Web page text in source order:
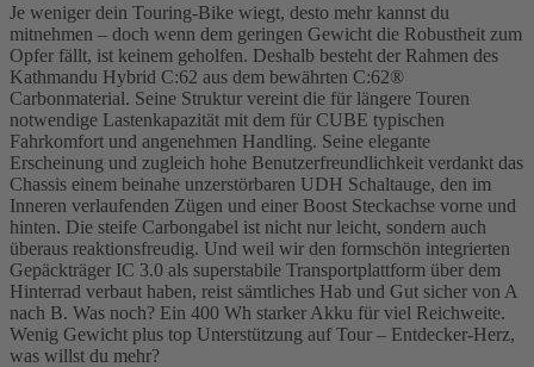
Je weniger dein Touring-Bike wiegt, desto mehr kannst du
mitnehmen – doch wenn dem geringen Gewicht die Robustheit zum
Opfer fällt, ist keinem geholfen. Deshalb besteht der Rahmen des
Kathmandu Hybrid C:62 aus dem bewährten C:62®
Carbonmaterial. Seine Struktur vereint die für längere Touren
notwendige Lastenkapazität mit dem für CUBE typischen
Fahrkomfort und angenehmen Handling. Seine elegante
Erscheinung und zugleich hohe Benutzerfreundlichkeit verdankt das
Chassis einem beinahe unzerstörbaren UDH Schaltauge, den im
Inneren verlaufenden Zügen und einer Boost Steckachse vorne und
hinten. Die steife Carbongabel ist nicht nur leicht, sondern auch
überaus reaktionsfreudig. Und weil wir den formschön integrierten
Gepäckträger IC 3.0 als superstabile Transportplattform über dem
Hinterrad verbaut haben, reist sämtliches Hab und Gut sicher von A
nach B. Was noch? Ein 400 Wh starker Akku für viel Reichweite.
Wenig Gewicht plus top Unterstützung auf Tour – Entdecker-Herz,
was willst du mehr?